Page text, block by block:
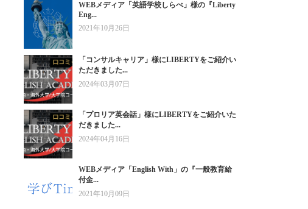
WEBメディア「英語学校しらべ」様の『Liberty
Eng...
2021年10月26日
「コンサルキャリア」様にLIBERTYをご紹介い
ただきました...
2024年03月07日
「プロリア英会話」様にLIBERTYをご紹介いた
だきました...
2024年04月16日
WEBメディア「English With」の『一般教育給
付金...
2021年10月09日